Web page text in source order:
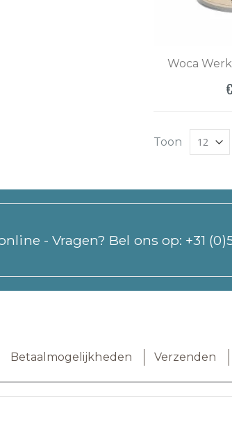
Woca
Toon
- Vragen? Bel ons op: +31
Betaalmogelijkheden Verzenden